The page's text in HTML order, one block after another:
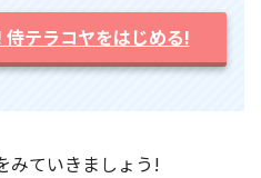
テラコヤをはじめる!
みていきましょう!